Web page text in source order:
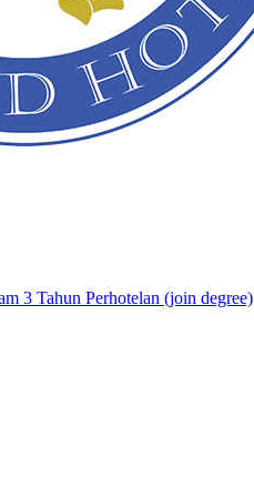
3 Tahun Perhotelan (join degree)